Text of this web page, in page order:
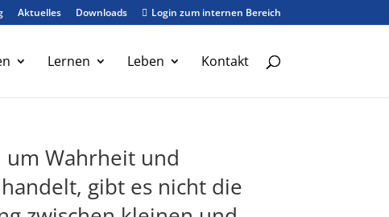
Aktuelles Downloads  Login zum internen Bereich
Lernen Leben Kontakt
um Wahrheit und
gibt es nicht die